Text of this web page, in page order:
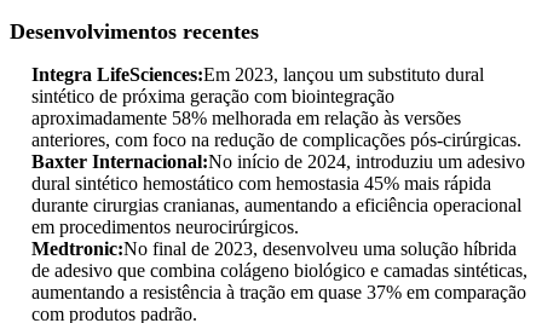
Desenvolvimentos recentes
Integra LifeSciences:Em 2023, lançou um substituto dural
sintético de próxima geração com biointegração
aproximadamente 58% melhorada em relação às versões
anteriores, com foco na redução de complicações pós-cirúrgicas.
Baxter Internacional:No início de 2024, introduziu um adesivo
dural sintético hemostático com hemostasia 45% mais rápida
durante cirurgias cranianas, aumentando a eficiência operacional
em procedimentos neurocirúrgicos.
Medtronic:No final de 2023, desenvolveu uma solução híbrida
de adesivo que combina colágeno biológico e camadas sintéticas,
aumentando a resistência à tração em quase 37% em comparação
com produtos padrão.